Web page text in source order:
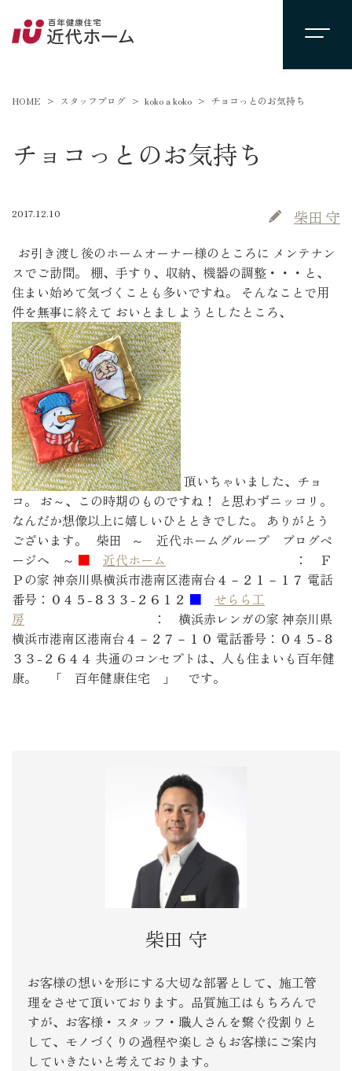
HOME スタッフブログ koko a koko チョコっとのお気持ち
チョコっとのお気持ち
2017.12.10 柴田 守
お引き渡し後のホームオーナー様のところに メンテナン
スでご訪問。 棚、手すり、収納、機器の調整・・・と、
住まい始めて気づくことも多いですね。 そんなことで用
件を無事に終えて おいとましようとしたところ、
頂いちゃいました、チョ
コ。 お～、この時期のものですね！ と思わずニッコリ。
なんだか想像以上に嬉しいひとときでした。 ありがとう
ございます。 柴田 ～ 近代ホームグループ ブログペ
ージへ ～ ■ 近代ホーム
： Ｆ
Ｐの家 神奈川県横浜市港南区港南台４－２１－１７ 電話
番号：０４５-８３３-２６１２ ■
せらら工
房 ： 横浜赤レンガの家 神奈川県
横浜市港南区港南台４－２７－１０ 電話番号：０４５-８
３３-２６４４ 共通のコンセプトは、人も住まいも百年健
康。 「 百年健康住宅 」 です。
柴田 守
お客様の想いを形にする大切な部署として、施工管
理をさせて頂いております。品質施工はもちろんで
すが、お客様・スタッフ・職人さんを繋ぐ役割りと
して、モノづくりの過程や楽しさもお客様にご案内
していきたいと考えております。